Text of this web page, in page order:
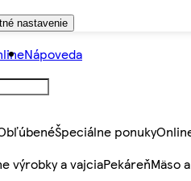
nastavenie
Nápoveda
Špeciálne ponuky
výrobky a vajciaPekáreňMäso